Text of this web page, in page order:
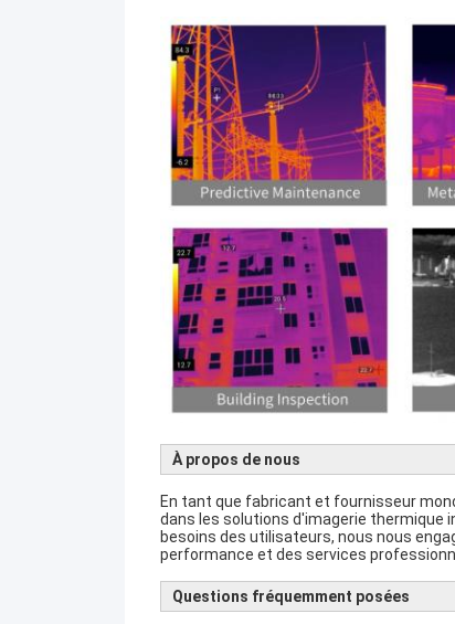
À propos de nous
En tant que fabricant et fournisseur
dans les solutions d'imagerie thermique
besoins des utilisateurs, nous nous
performance et des services
Questions fréquemment posées